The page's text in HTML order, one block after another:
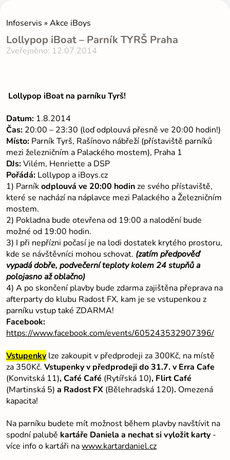
Infoservis » Akce iBoys
Lollypop iBoat – Parník TYRŠ Praha
Zveřejněno: 12.07.2014
Lollypop iBoat na parníku Tyrš!
Datum: 1.8.2014
Čas: 20:00 – 23:30 (loď odplouvá přesně ve 20:00 hodin!)
Místo: Parník Tyrš, Rašínovo nábřeží (přístaviště parníků
mezi železničním a Palackého mostem), Praha 1
DJs:Vilém, Henriette a DSP
Pořádá: Lollypop a iBoys.cz
1) Parníkodplouvá ve 20:00 hodinze svého přístaviště,
které se nachází na náplavce mezi Palackého a Železničním
mostem.
2) Pokladna bude otevřena od 19:00 a nalodění bude
možné od 19:00 hodin.
3) I při nepřízni počasí je na lodi dostatek krytého prostoru,
kde se návštěvníci mohou schovat. (zatím předpověď
vypadá dobře, podvečerní teploty kolem 24 stupňů a
polojasno až oblačno)
4) A po skončení plavby bude zdarma zajištěna přeprava na
afterparty do klubu Radost FX, kam je se vstupenkou z
parníku vstup také ZDARMA!
Facebook:
https://www.facebook.com/events/605243532907396/
Vstupenky lze zakoupit v předprodeji za 300Kč, na místě
za 350Kč. Vstupenky v předprodeji do 31.7. v Erra Cafe
(Konvitská 11), Café Café (Rytířská 10), Flirt Café
(Martinská 5) a Radost FX (Bělehradská 120). Omezená
kapacita!
Na parníku budete mít možnost během plavby navštívit na
spodní palubě kartáře Daniela a nechat si vyložit karty -
více info o kartáři nawww.kartardaniel.cz